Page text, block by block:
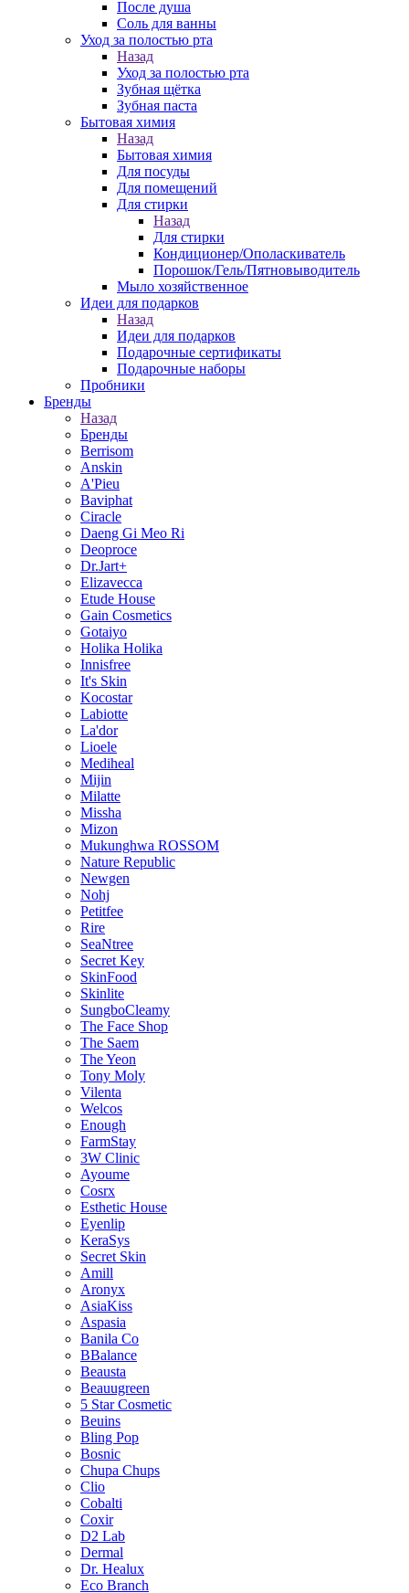
После душа
Соль для ванны
Уход за полостью рта
Назад
Уход за полостью рта
Зубная щётка
Зубная паста
Бытовая химия
Назад
Бытовая химия
Для посуды
Для помещений
Для стирки
Назад
Для стирки
Кондиционер/Ополаскиватель
Порошок/Гель/Пятновыводитель
Мыло хозяйственное
Идеи для подарков
Назад
Идеи для подарков
Подарочные сертификаты
Подарочные наборы
Пробники
Бренды
Назад
Бренды
Berrisom
Anskin
A'Pieu
Baviphat
Ciracle
Daeng Gi Meo Ri
Deoproce
Dr.Jart+
Elizavecca
Etude House
Gain Cosmetics
Gotaiyo
Holika Holika
Innisfree
It's Skin
Kocostar
Labiotte
La'dor
Lioele
Mediheal
Mijin
Milatte
Missha
Mizon
Mukunghwa ROSSOM
Nature Republic
Newgen
Nohj
Petitfee
Rire
SeaNtree
Secret Key
SkinFood
Skinlite
SungboCleamy
The Face Shop
The Saem
The Yeon
Tony Moly
Vilenta
Welcos
Enough
FarmStay
3W Clinic
Ayoume
Cosrx
Esthetic House
Eyenlip
KeraSys
Secret Skin
Amill
Aronyx
AsiaKiss
Aspasia
Banila Co
BBalance
Beausta
Beauugreen
5 Star Cosmetic
Beuins
Bling Pop
Bosnic
Chupa Chups
Clio
Cobalti
Coxir
D2 Lab
Dermal
Dr. Healux
Eco Branch